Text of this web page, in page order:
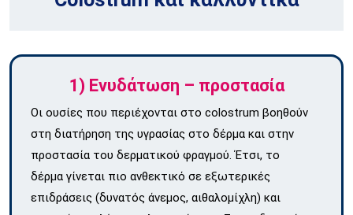
1) Ενυδάτωση – προστασία
Οι ουσίες που περιέχονται στο colostrum βοηθούν
στη διατήρηση της υγρασίας στο δέρμα και στην
προστασία του δερματικού φραγμού. Έτσι, το
δέρμα γίνεται πιο ανθεκτικό σε εξωτερικές
επιδράσεις (δυνατός άνεμος, αιθαλομίχλη) και